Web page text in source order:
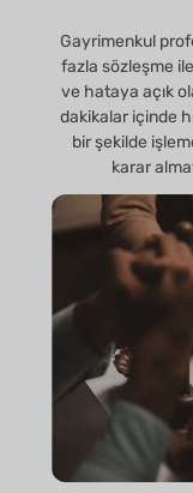
Gayrimenkul
fazla sözleşme
ve hataya açık
dakikalar içinde
bir şekilde
karar